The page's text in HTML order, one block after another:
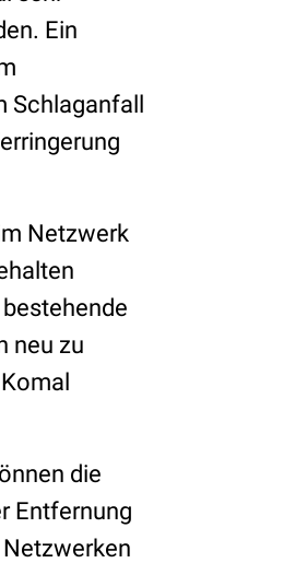
Ein
Schlaganfall
Netzwerk
neu zu
die
Entfernung